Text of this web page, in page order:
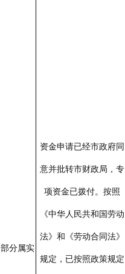
部分属实
资金申请已经市政府同
意并批转市财政局，专
项资金已拨付。按照
《中华人民共和国劳动
法》和《劳动合同法》
规定，已按照政策规定